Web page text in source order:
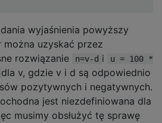
wyjaśnienia powyższy
można uzyskać przez
rozwiązanie
n=v-d i
u = 100 *
dla v, gdzie v i d są odpowiednio
pozytywnych i negatywnych.
jest niezdefiniowana dla
musimy obsłużyć tę sprawę